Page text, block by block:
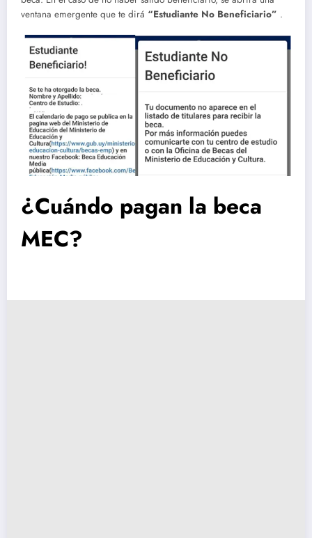
ventana emergente que te dirá “Estudiante No Beneficiario” .
¿Cuándo pagan la beca
MEC?